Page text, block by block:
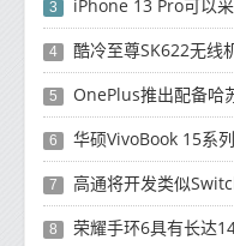
3 iPhone 13 Pro可以
4 酷冷至尊SK622无线
5 OnePlus推出配备哈
6 华硕VivoBook 15系
7 高通将开发类似
8 荣耀手环6具有长达